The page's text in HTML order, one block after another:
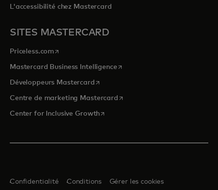
L'accessibilité chez Mastercard
SITES MASTERCARD
Priceless.com s’ouvre dans un nouvel onglet
Mastercard Business Intelligences’ouvre dans un nouvel onglet
Développeurs Mastercards’ouvre dans un nouvel onglet
Centre de marketing Mastercards’ouvre dans un nouvel onglet
Center for Inclusive Growths’ouvre dans un nouvel onglet
Confidentialité Conditions Gérer les cookies